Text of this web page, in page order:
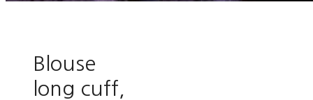
Blouse
long cuff,